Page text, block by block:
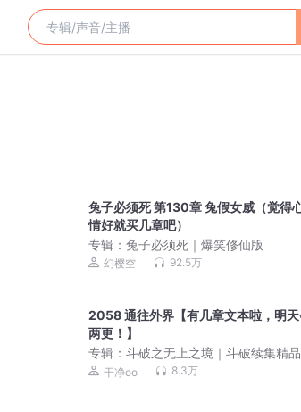
兔子必须死 第130章 兔假女威（觉得
情好就买几章吧）
专辑：兔子必须死｜爆笑修仙版
幻樱空 92.5万
2058 通往外界【有几章文本啦，明
两更！】
专辑：斗破之无上之境｜斗破续集精品
多人剧
干净oo 8.3万